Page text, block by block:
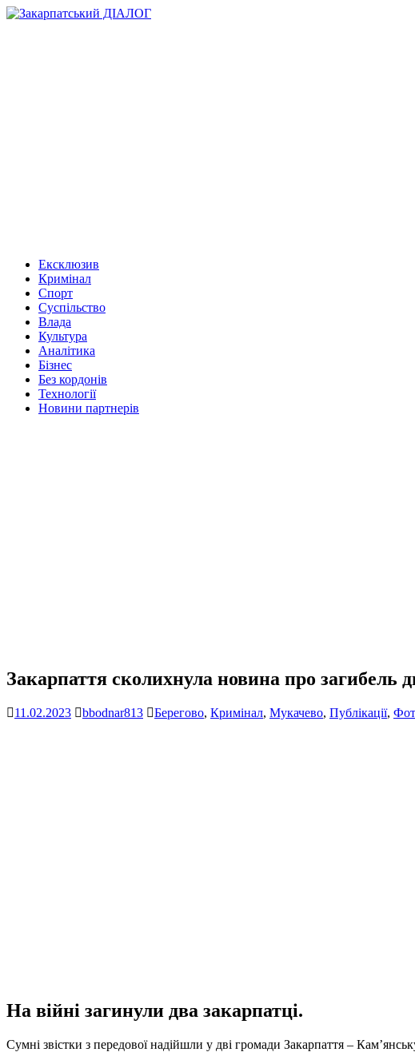
Ексклюзив
Кримінал
Спорт
Суспільство
Влада
Культура
Аналітика
Бізнес
Без кордонів
Технології
Новини партнерів
Закарпаття сколихнула новина про загибель
11.02.2023 bbodnar813 Берегово, Кримінал, Мукачево, Публікації,
На війні загинули два закарпатці.
Сумні звістки з передової надійшли у дві громади Закарпаття –